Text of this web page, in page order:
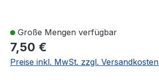
Große Mengen verfügbar
7,50 €
Preise inkl. MwSt. zzgl. Versandkosten